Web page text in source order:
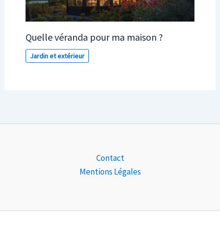
Quelle véranda pour ma maison ?
Jardin et extérieur
Contact
Mentions Légales